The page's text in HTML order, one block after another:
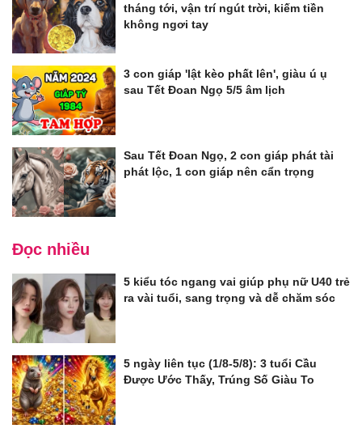
tháng tới, vận trí ngút trời, kiếm tiền
không ngơi tay
3 con giáp 'lật kèo phất lên', giàu ú ụ
sau Tết Đoan Ngọ 5/5 âm lịch
Sau Tết Đoan Ngọ, 2 con giáp phát tài
phát lộc, 1 con giáp nên cẩn trọng
Đọc nhiều
5 kiểu tóc ngang vai giúp phụ nữ U40 trẻ
ra vài tuổi, sang trọng và dễ chăm sóc
5 ngày liên tục (1/8-5/8): 3 tuổi Cầu
Được Ước Thấy, Trúng Số Giàu To